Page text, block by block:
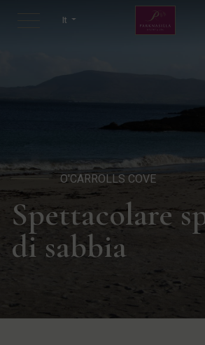
It
O'CARROLLS COVE
Spettacolare
di sabbia